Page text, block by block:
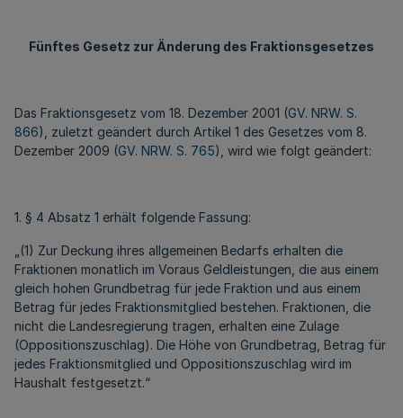
Fünftes Gesetz zur Änderung des Fraktionsgesetzes
Das Fraktionsgesetz vom 18. Dezember 2001 (GV. NRW. S.
866), zuletzt geändert durch Artikel 1 des Gesetzes vom 8.
Dezember 2009 (GV. NRW. S. 765), wird wie folgt geändert:
1. § 4 Absatz 1 erhält folgende Fassung:
„(1) Zur Deckung ihres allgemeinen Bedarfs erhalten die
Fraktionen monatlich im Voraus Geldleistungen, die aus einem
gleich hohen Grundbetrag für jede Fraktion und aus einem
Betrag für jedes Fraktionsmitglied bestehen. Fraktionen, die
nicht die Landesregierung tragen, erhalten eine Zulage
(Oppositionszuschlag). Die Höhe von Grundbetrag, Betrag für
jedes Fraktionsmitglied und Oppositionszuschlag wird im
Haushalt festgesetzt.“